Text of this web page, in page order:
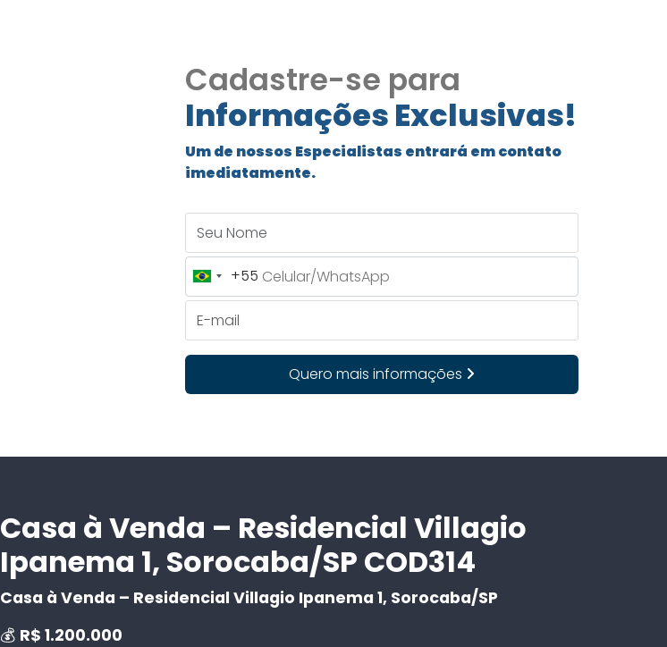
Cadastre-se para
Informações Exclusivas!
Um de nossos Especialistas entrará em contato
imediatamente.
Brazil
+55
+55
Quero mais informações
Casa à Venda – Residencial Villagio
Ipanema 1, Sorocaba/SP COD314
Casa à Venda – Residencial Villagio Ipanema 1, Sorocaba/SP
💰 R$ 1.200.000